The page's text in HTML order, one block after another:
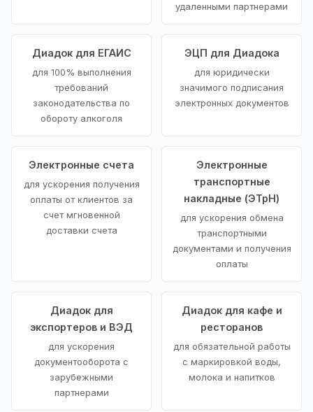
удаленными партнерами
Диадок для ЕГАИС
для 100% выполнения
требований
законодательства по
обороту алкоголя
ЭЦП для Диадока
для юридически
значимого подписания
электронных документов
Электронные счета
для ускорения получения
оплаты от клиентов за
счет мгновенной
доставки счета
Электронные
транспортные
накладные (ЭТрН)
для ускорения обмена
транспортными
документами и получения
оплаты
Диадок для
экспортеров и ВЭД
для ускорения
документооборота с
зарубежными
партнерами
Диадок для кафе и
ресторанов
для обязательной работы
с маркировкой воды,
молока и напитков